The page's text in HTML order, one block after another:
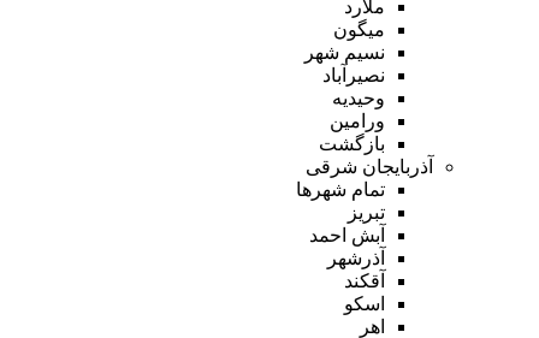
ملارد
میگون
نسیم شهر
نصیرآباد
وحیدیه
ورامین
بازگشت
آذربایجان شرقی
تمام شهر‌ها
تبریز
آبش احمد
آذرشهر
آقکند
اسکو
اهر